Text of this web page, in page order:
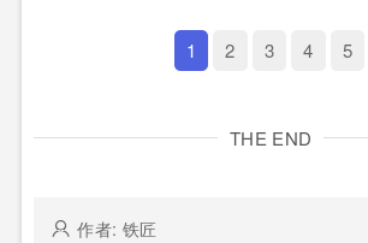
1 2 3 4 5
THE END
作者: 铁匠